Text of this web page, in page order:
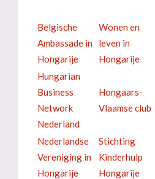
Belgische
Ambassade in
Hongarije
Wonen en
leven in
Hongarije
Hungarian
Business
Network
Nederland
Hongaars-
Vlaamse club
Nederlandse
Vereniging in
Hongarije
Stichting
Kinderhulp
Hongarije